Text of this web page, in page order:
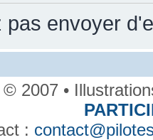
pas envoyer
© 2007 •
: